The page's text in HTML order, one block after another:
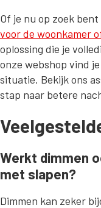
Of je nu op zoek
voor de woonkamer
oplossing die je
onze webshop vind
situatie. Bekijk ons
stap naar betere
Werkt dimmen
met slapen?
Dimmen kan zeker